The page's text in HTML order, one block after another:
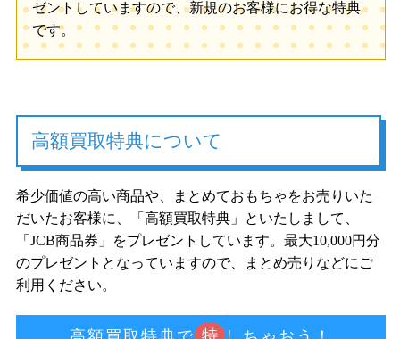
ゼントしていますので、新規のお客様にお得な特典
です。
高額買取特典について
希少価値の高い商品や、まとめておもちゃをお売りいた
だいたお客様に、「高額買取特典」といたしまして、
「JCB商品券」をプレゼントしています。最大10,000円分
のプレゼントとなっていますので、まとめ売りなどにご
利用ください。
特